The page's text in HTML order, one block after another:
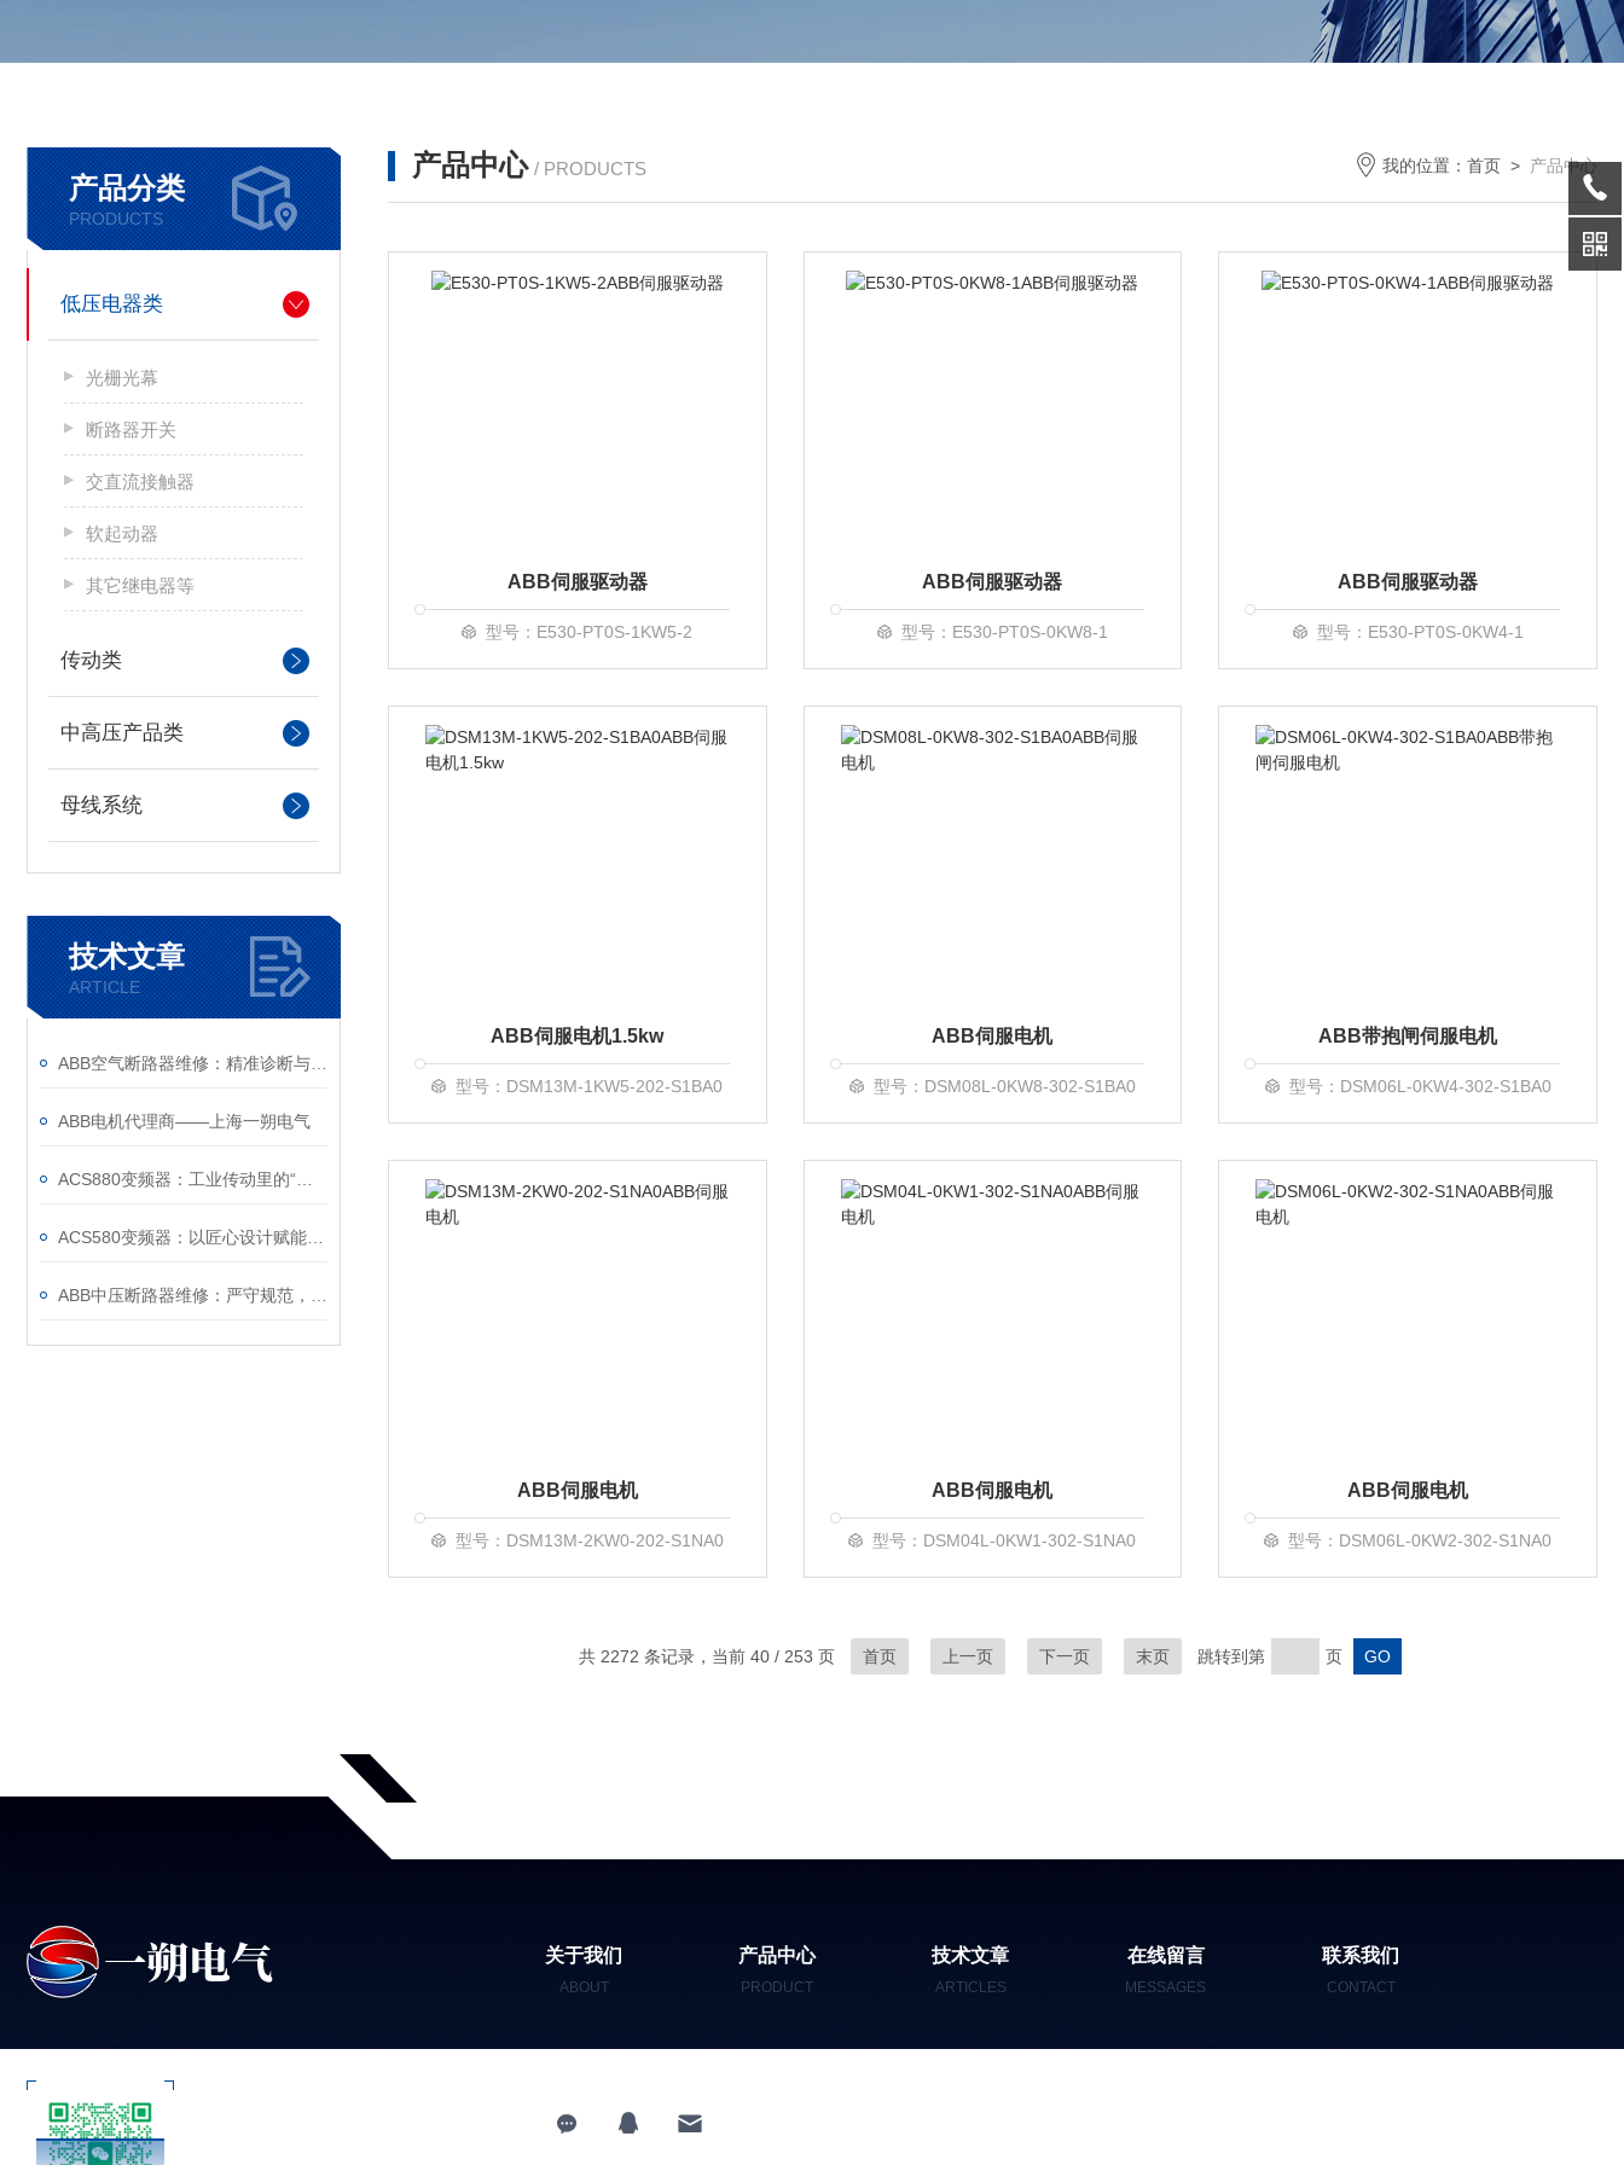
产品分类
PRODUCTS
低压电器类
光栅光幕
断路器开关
交直流接触器
软起动器
其它继电器等
传动类
中高压产品类
母线系统
技术文章
ARTICLE
ABB电机代理商——上海一朔电气
产品中心 / PRODUCTS 我的位置： 首页 > 产品中心
ABB伺服驱动器
型号：E530-PT0S-1KW5-2
ABB伺服驱动器
型号：E530-PT0S-0KW8-1
ABB伺服驱动器
型号：E530-PT0S-0KW4-1
ABB伺服电机1.5kw
型号：DSM13M-1KW5-202-S1BA0
ABB伺服电机
型号：DSM08L-0KW8-302-S1BA0
ABB带抱闸伺服电机
型号：DSM06L-0KW4-302-S1BA0
ABB伺服电机
型号：DSM13M-2KW0-202-S1NA0
ABB伺服电机
型号：DSM04L-0KW1-302-S1NA0
ABB伺服电机
型号：DSM06L-0KW2-302-S1NA0
共 2272 条记录，当前 40 / 253 页 首页 上一页 下一页 末页 跳转到第 页
关于我们
ABOUT
产品中心
PRODUCT
技术文章
ARTICLES
在线留言
MESSAGES
联系我们
CONTACT